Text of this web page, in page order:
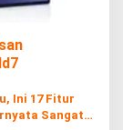
Ini 17 Fitur
Sangat